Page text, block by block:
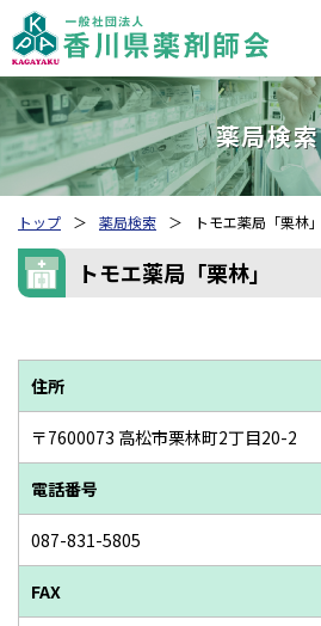
薬局検索
トップ 薬局検索 トモエ薬局「栗林」
トモエ薬局「栗林」
住所
〒7600073 高松市栗林町2丁目20-2
電話番号
087-831-5805
FAX